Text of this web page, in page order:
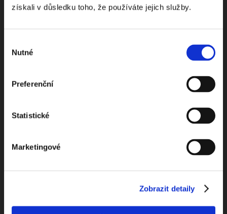
získali v důsledku toho, že používáte jejich služby.
souhlasu
Nutné
Preferenční
Statistické
Marketingové
Zobrazit detaily
Dostávejte od nás pravidelný měsíční souhrn
zpracování osobních údajů